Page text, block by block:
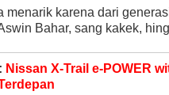
menarik karena dari
Bahar, sang kakek,
Nissan X-Trail e-POWER